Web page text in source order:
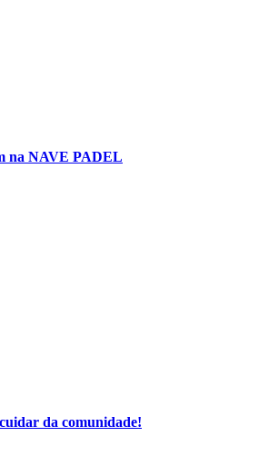
na NAVE PADEL
da comunidade!